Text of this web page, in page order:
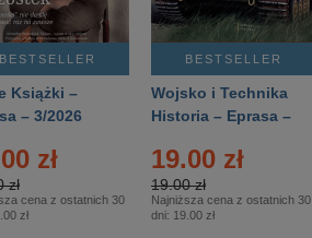
BESTSELLER
Książki –
– 3/2026
zł
zł
cena z ostatnich 30
zł
BESTSELLER
Wojsko i Technika
Historia – Eprasa –
19.00 zł
19.00 zł
Najniższa cena z ostatnich 30
dni: 19.00 zł